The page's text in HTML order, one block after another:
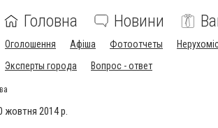
Головна Новини
Оголошення Афіша Фотоотчеты
Эксперты города
Вопрос - ответ
жовтня 2014 р.